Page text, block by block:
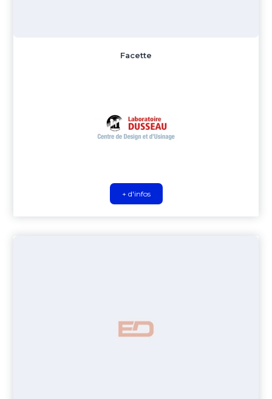
Facette
+ d'infos